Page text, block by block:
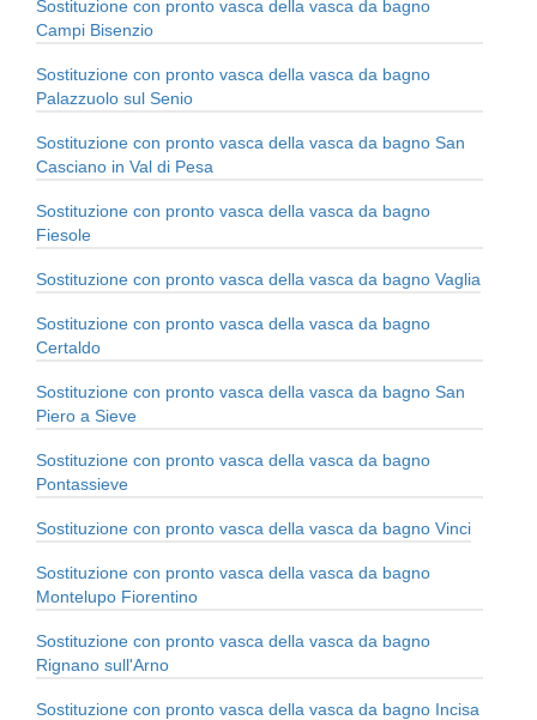
Sostituzione con pronto vasca della vasca da bagno
Campi Bisenzio
Sostituzione con pronto vasca della vasca da bagno
Palazzuolo sul Senio
Sostituzione con pronto vasca della vasca da bagno San
Casciano in Val di Pesa
Sostituzione con pronto vasca della vasca da bagno
Fiesole
Sostituzione con pronto vasca della vasca da bagno Vaglia
Sostituzione con pronto vasca della vasca da bagno
Certaldo
Sostituzione con pronto vasca della vasca da bagno San
Piero a Sieve
Sostituzione con pronto vasca della vasca da bagno
Pontassieve
Sostituzione con pronto vasca della vasca da bagno Vinci
Sostituzione con pronto vasca della vasca da bagno
Montelupo Fiorentino
Sostituzione con pronto vasca della vasca da bagno
Rignano sull'Arno
Sostituzione con pronto vasca della vasca da bagno Incisa